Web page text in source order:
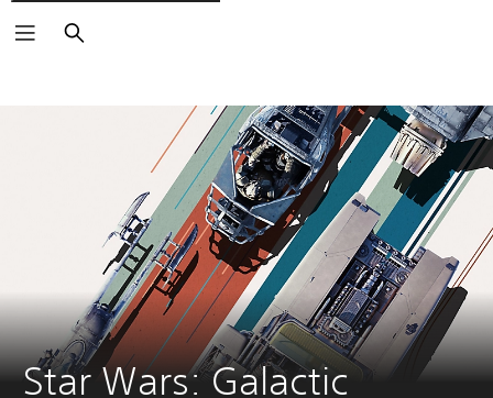
Suchen
Star Wars: Galactic